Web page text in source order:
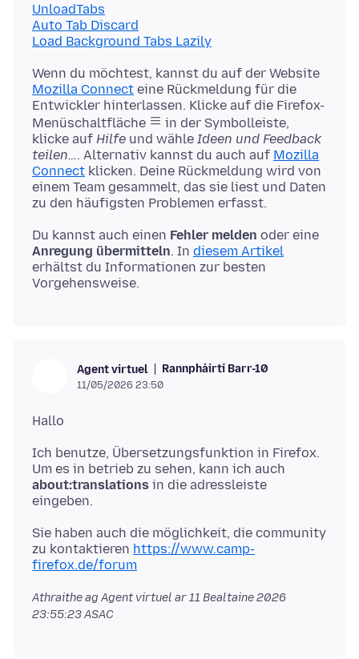
UnloadTabs
Auto Tab Discard
Load Background Tabs Lazily
Wenn du möchtest, kannst du auf der Website
Mozilla Connect eine Rückmeldung für die
Entwickler hinterlassen. Klicke auf die Firefox-
Menüschaltfläche
in der Symbolleiste,
klicke auf Hilfe und wähle Ideen und Feedback
teilen…. Alternativ kannst du auch auf Mozilla
Connect klicken. Deine Rückmeldung wird von
einem Team gesammelt, das sie liest und Daten
Du kannst auch einen Fehler melden oder eine
Anregung übermitteln. In diesem Artikel
erhältst du Informationen zur besten
Agent virtuel Rannpháirtí Barr-10
11/05/2026 23:50
Ich benutze, Übersetzungsfunktion in Firefox.
Um es in betrieb zu sehen, kann ich auch
about:translations in die adressleiste
Sie haben auch die möglichkeit, die community
zu kontaktieren https://www.camp-
firefox.de/forum
Athraithe ag Agent virtuel ar11 Bealtaine 2026
23:55:23 ASAC